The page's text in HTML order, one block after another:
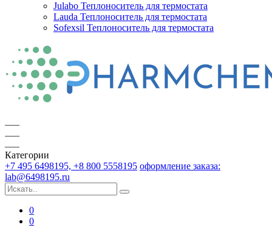
Julabo Теплоноситель для термостата
Lauda Теплоноситель для термостата
Sofexsil Теплоноситель для термостата
Категории
+7 495 6498195, +8 800 5558195 оформление заказа:
lab@6498195.ru
0
0